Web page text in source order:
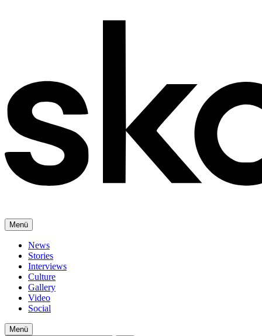
Menü
News
Stories
Interviews
Culture
Gallery
Video
Social
Menü